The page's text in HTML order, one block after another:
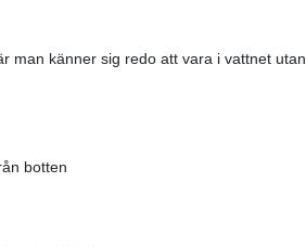
man känner sig redo att vara i vattnet utan
botten